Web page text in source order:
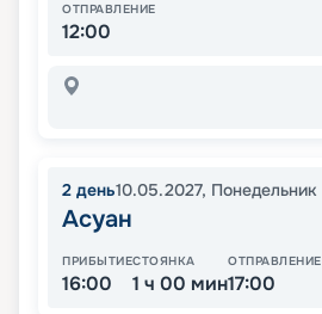
ОТПРАВЛЕНИЕ
12:00
2 день10.05.2027, Понедельник
Асуан
ПРИБЫТИЕ
16:00
СТОЯНКА
1 ч 00 мин
ОТПРАВЛЕНИЕ
17:00